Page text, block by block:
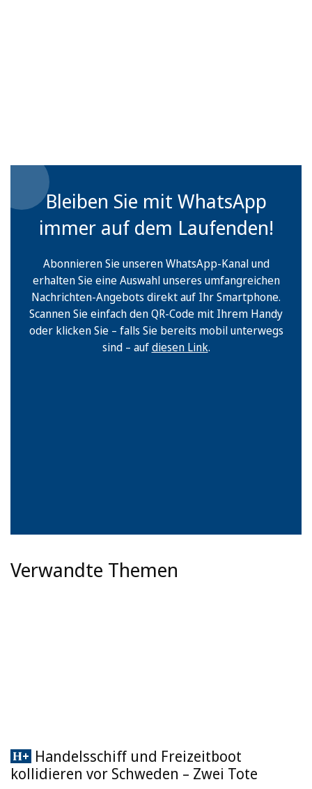
Bleiben Sie mit WhatsApp
immer auf dem Laufenden!
Abonnieren Sie unseren WhatsApp-Kanal und
erhalten Sie eine Auswahl unseres umfangreichen
Nachrichten-Angebots direkt auf Ihr Smartphone.
Scannen Sie einfach den QR-Code mit Ihrem Handy
oder klicken Sie – falls Sie bereits mobil unterwegs
sind – aufdiesen Link.
Verwandte Themen
Handelsschiff und Freizeitboot
kollidieren vor Schweden – Zwei Tote